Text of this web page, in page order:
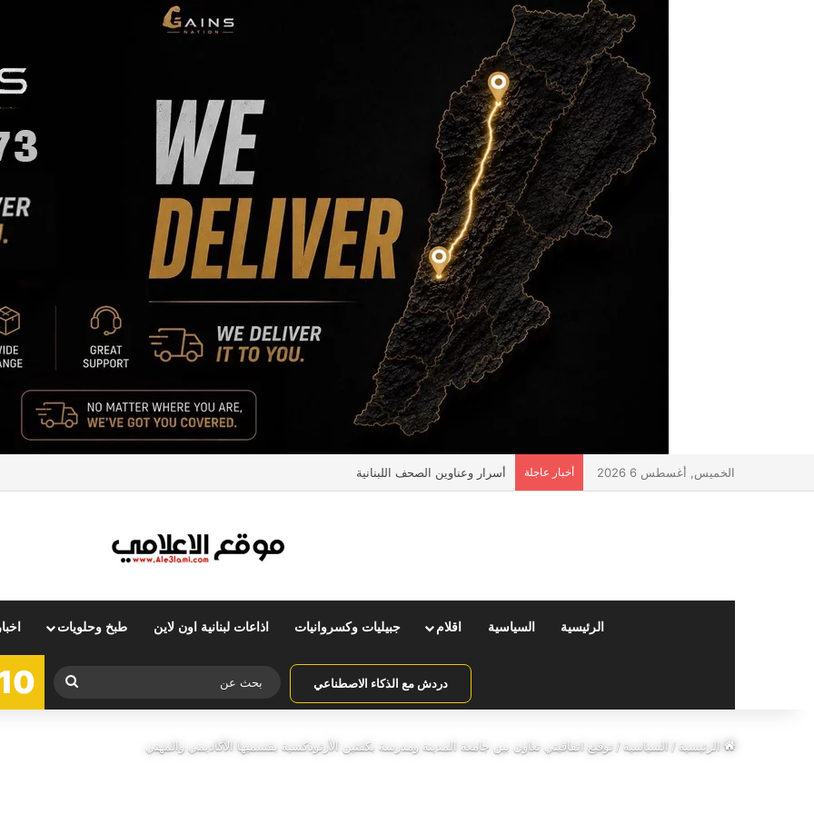
الخميس, أغسطس 6 2026 أخبار عاجلة شكل الشوارع حول المنزل قد يُحدّد جودة نومك
الرئيسية السياسية اقلام جبيليات وكسروانيات اذاعات لبنانية اون لاين طبخ وحلويات
دردش مع الذكاء الاصطناعي
بحث
عن
الرئيسية/ السياسية/ توقيع اتفاقيتي تعاون بين جامعة المدينة ومدرسة بكفتين الأرثوذكسية بقسميها الأكاديمي والمهني